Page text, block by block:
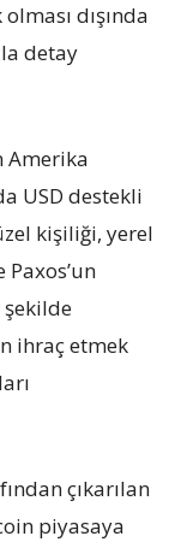
dışında
detay
Amerika
USD destekli
kişiliği, yerel
şekilde
ihraç etmek
çıkarılan
piyasaya